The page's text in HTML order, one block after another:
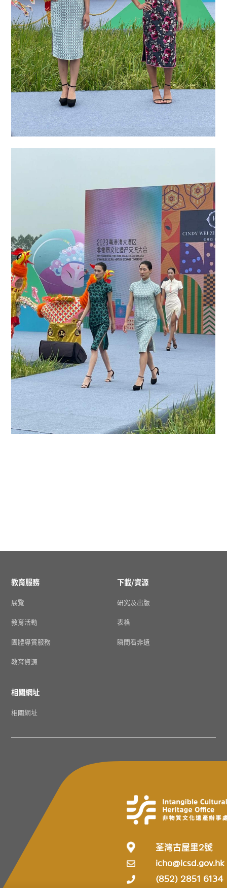
教育服務
展覽
教育活動
團體導賞服務
教育資源
下載/資源
研究及出版
表格
瞬間看非遺
相關網址
相關網址
荃灣古屋里2號
icho@lcsd.gov.hk
(852) 2851 6134